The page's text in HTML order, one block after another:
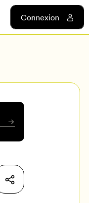
Connexion